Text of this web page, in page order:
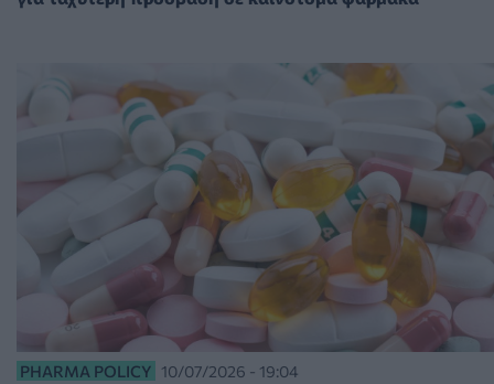
PHARMA POLICY 10/07/2026 - 19:04